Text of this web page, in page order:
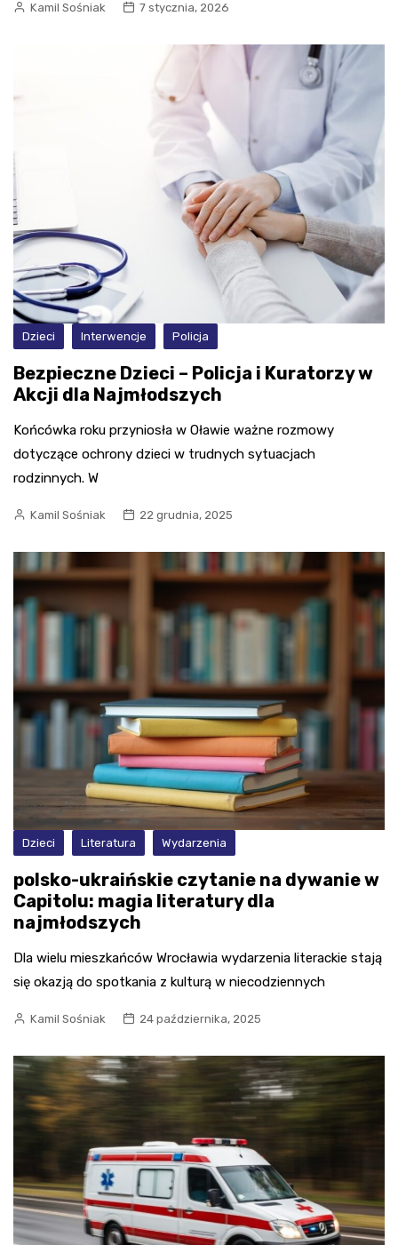
Kamil Sośniak 7 stycznia, 2026
Dzieci Interwencje Policja
Bezpieczne Dzieci – Policja i Kuratorzy w
Akcji dla Najmłodszych
Końcówka roku przyniosła w Oławie ważne rozmowy
dotyczące ochrony dzieci w trudnych sytuacjach
rodzinnych. W
Kamil Sośniak 22 grudnia, 2025
Dzieci Literatura Wydarzenia
polsko-ukraińskie czytanie na dywanie w
Capitolu: magia literatury dla
najmłodszych
Dla wielu mieszkańców Wrocławia wydarzenia literackie stają
się okazją do spotkania z kulturą w niecodziennych
Kamil Sośniak 24 października, 2025